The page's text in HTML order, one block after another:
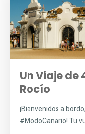
Un Viaje de
Rocío
¡Bienvenidos a
#ModoCanario! Tu